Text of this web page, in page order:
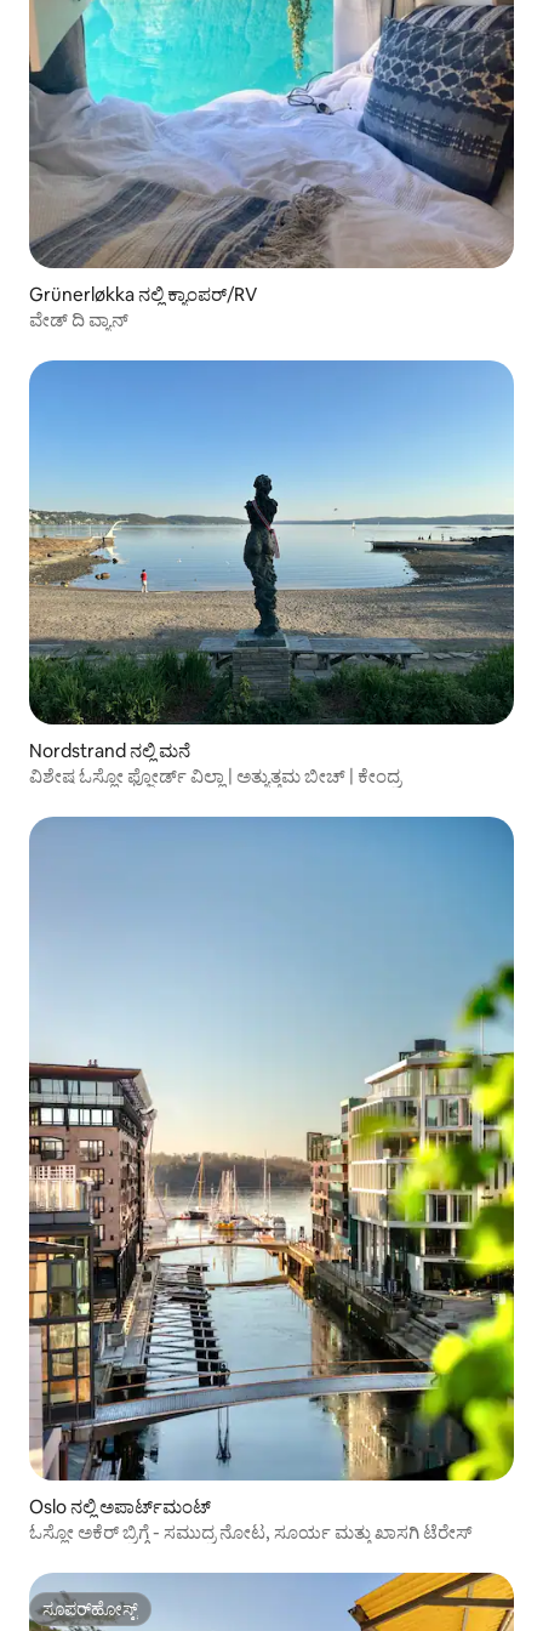
Grünerløkka ನಲ್ಲಿ ಕ್ಯಾಂಪರ್/RV
ವೇಡ್ ದಿ ವ್ಯಾನ್
Nordstrand ನಲ್ಲಿ ಮನೆ
ವಿಶೇಷ ಓಸ್ಲೋ ಫ್ಜೋರ್ಡ್ ವಿಲ್ಲಾ | ಅತ್ಯುತ್ತಮ ಬೀಚ್ | ಕೇಂದ್ರ
Oslo ನಲ್ಲಿ ಅಪಾರ್ಟ್‌ಮಂಟ್
ಓಸ್ಲೋ ಅಕೆರ್ ಬ್ರಿಗ್ಗೆ - ಸಮುದ್ರ ನೋಟ, ಸೂರ್ಯ ಮತ್ತು ಖಾಸಗಿ ಟೆರೇಸ್
ಸೂಪರ್‌ಹೋಸ್ಟ್
ಸೂಪರ್‌ಹೋಸ್ಟ್